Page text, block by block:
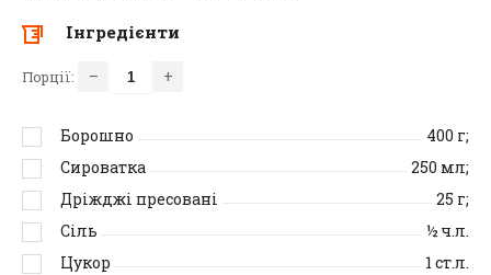
Інгредієнти
Порції: – +
Борошно 400 г;
Сироватка
250 мл;
Дріжджі пресовані
25 г;
Сіль
½ч.л.
Цукор
1 ст.л.